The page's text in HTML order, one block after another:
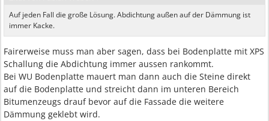
Auf jeden Fall die große Lösung. Abdichtung außen auf der Dämmung ist
immer Kacke.
Fairerweise muss man aber sagen, dass bei Bodenplatte mit XPS
Schallung die Abdichtung immer aussen rankommt.
Bei WU Bodenplatte mauert man dann auch die Steine direkt
auf die Bodenplatte und streicht dann im unteren Bereich
Bitumenzeugs drauf bevor auf die Fassade die weitere
Dämmung geklebt wird.